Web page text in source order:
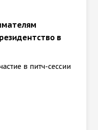
в
в питч-сессии